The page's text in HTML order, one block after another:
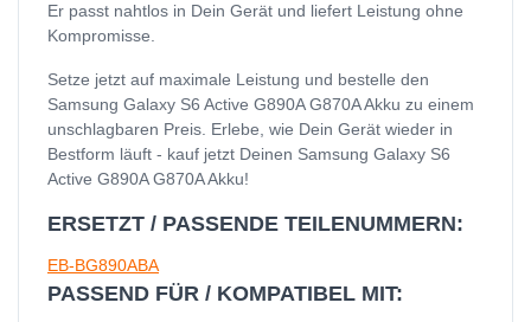
Er passt nahtlos in Dein Gerät und liefert Leistung ohne
Kompromisse.
Setze jetzt auf maximale Leistung und bestelle den
Samsung Galaxy S6 Active G890A G870A Akku zu einem
unschlagbaren Preis. Erlebe, wie Dein Gerät wieder in
Bestform läuft - kauf jetzt Deinen Samsung Galaxy S6
Active G890A G870A Akku!
ERSETZT / PASSENDE TEILENUMMERN:
EB-BG890ABA
PASSEND FÜR / KOMPATIBEL MIT: